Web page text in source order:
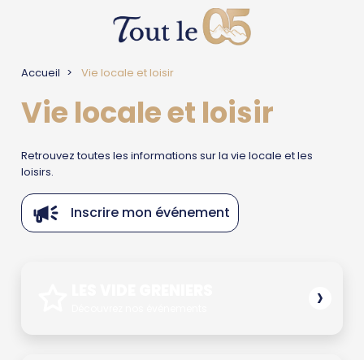
Accueil Vie locale et loisir
Vie locale et loisir
Retrouvez toutes les informations sur la vie locale et les
loisirs.
Inscrire mon événement
›